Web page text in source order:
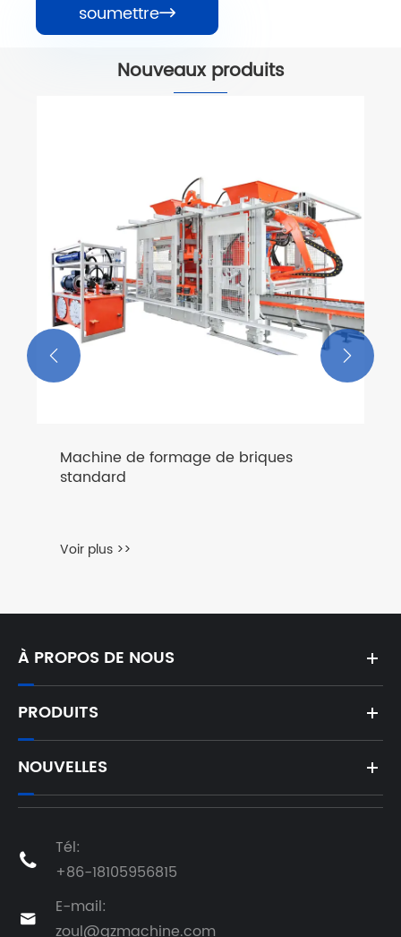
soumettre
Nouveaux produits
Voir plus >>
 
À PROPOS DE NOUS
PRODUITS
NOUVELLES

Tél:
+86-18105956815

E-mail:
zoul@qzmachine.com